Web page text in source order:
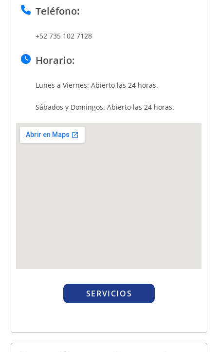
Teléfono:
+52 735 102 7128
Horario:
Lunes a Viernes: Abierto las 24 horas.
Sábados y Domingos. Abierto las 24 horas.
SERVICIOS